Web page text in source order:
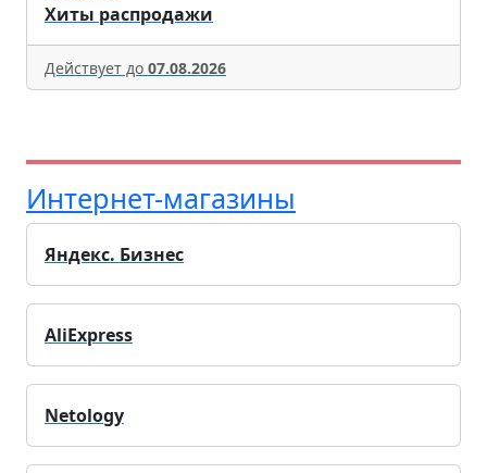
Хиты распродажи
Действует до 07.08.2026
Интернет-магазины
Яндекс. Бизнес
AliExpress
Netology